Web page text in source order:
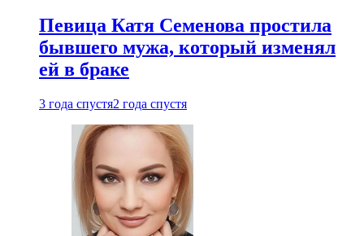
Певица Катя Семенова простила
бывшего мужа, который изменял
ей в браке
3 года спустя2 года спустя